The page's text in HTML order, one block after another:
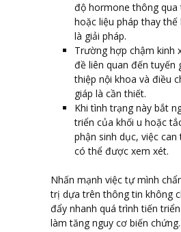
độ hormone thông qua
hoặc liệu pháp thay
là giải pháp.
Trường hợp chậm kinh
đề liên quan đến tuyến
thiệp nội khoa và điều
giáp là cần thiết.
Khi tình trạng này bắt
triển của khối u hoặc
phận sinh dục, việc
có thể được xem xét.
Nhấn mạnh việc tự mình
trị dựa trên thông tin không
đẩy nhanh quá trình tiến
làm tăng nguy cơ biến chứng.